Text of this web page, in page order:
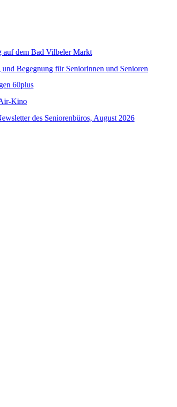
auf dem Bad Vilbeler Markt
Begegnung für Seniorinnen und Senioren
60plus
Kino
des Seniorenbüros, August 2026